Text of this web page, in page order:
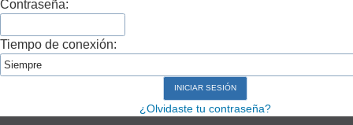
Contraseña:
Tiempo de conexión:
¿Olvidaste tu contraseña?